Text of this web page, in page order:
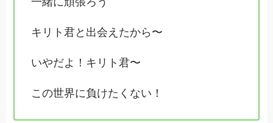
キリト君と出会えたから〜
いやだよ！キリト君〜
この世界に負けたくない！